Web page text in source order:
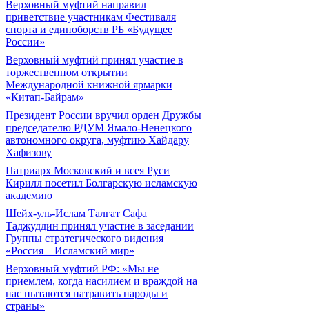
Верховный муфтий направил
приветствие участникам Фестиваля
спорта и единоборств РБ «Будущее
России»
Верховный муфтий принял участие в
торжественном открытии
Международной книжной ярмарки
«Китап-Байрам»
Президент России вручил орден Дружбы
председателю РДУМ Ямало-Ненецкого
автономного округа, муфтию Хайдару
Хафизову
Патриарх Московский и всея Руси
Кирилл посетил Болгарскую исламскую
академию
Шейх-уль-Ислам Талгат Сафа
Таджуддин принял участие в заседании
Группы стратегического видения
«Россия – Исламский мир»
Верховный муфтий РФ: «Мы не
приемлем, когда насилием и враждой на
нас пытаются натравить народы и
страны»